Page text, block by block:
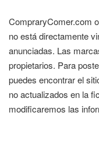
CompraryComer.com
no está directamente
anunciadas. Las
propietarios. Para
puedes encontrar el
no actualizados en la
modificaremos las